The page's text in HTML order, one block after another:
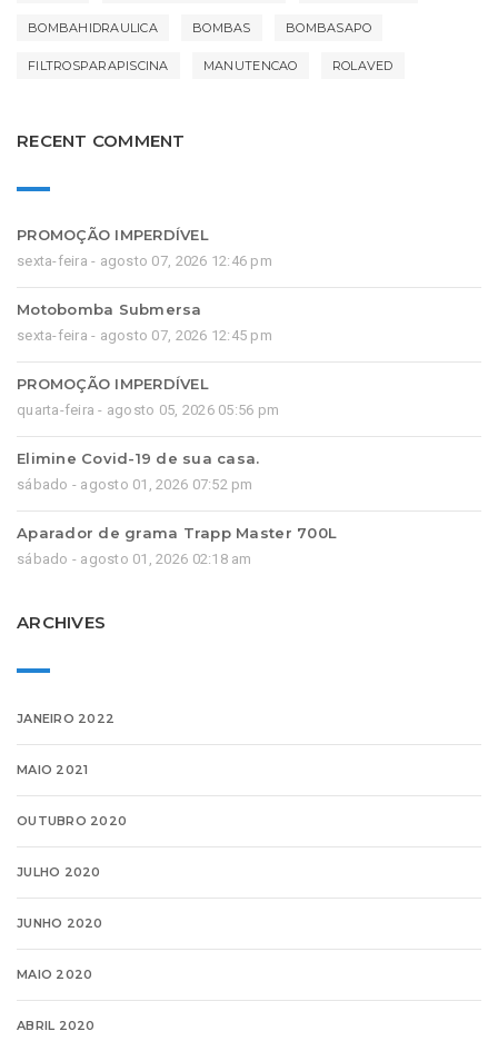
BOMBAHIDRAULICA BOMBAS BOMBASAPO
FILTROSPARAPISCINA MANUTENCAO ROLAVED
RECENT COMMENT
PROMOÇÃO IMPERDÍVEL
sexta-feira - agosto 07, 2026 12:46 pm
Motobomba Submersa
sexta-feira - agosto 07, 2026 12:45 pm
PROMOÇÃO IMPERDÍVEL
quarta-feira - agosto 05, 2026 05:56 pm
Elimine Covid-19 de sua casa.
sábado - agosto 01, 2026 07:52 pm
Aparador de grama Trapp Master 700L
sábado - agosto 01, 2026 02:18 am
ARCHIVES
JANEIRO 2022
MAIO 2021
OUTUBRO 2020
JULHO 2020
JUNHO 2020
MAIO 2020
ABRIL 2020